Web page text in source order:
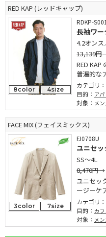
RED KAP (レッドキャップ)
8color 4size
RDKP-
長袖ワー
4.2オンス
13,139円
RED KAP
普遍的な
カテゴリ：
目的： アパ
対象： メ
FACE MIX (フェイスミックス)
3color 7size
FJ0708U
ユニセ
SS～4L
8,470円→
ユニセッ
ージーケ
カテゴリ：
目的： カ
対象： メ